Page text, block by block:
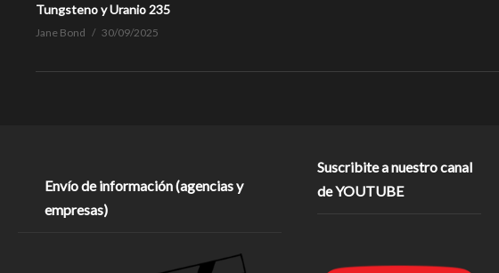
Tungsteno y Uranio 235
Jane Bond 30/09/2025
Envío de información (agencias y
empresas)
Suscribite a nuestro canal
de YOUTUBE